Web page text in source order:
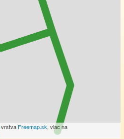
vrstva Freemap.sk, viac na